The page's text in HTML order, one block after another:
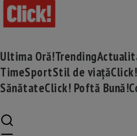
Ultima Oră!Trending
TimeSportStil de viață
SănătateClick! Poftă Bună!